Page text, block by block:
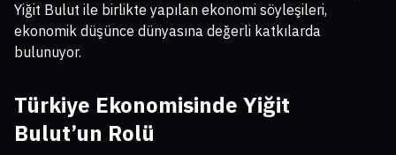
Yiğit Bulut ile birlikte yapılan ekonomi söyleşileri,
ekonomik düşünce dünyasına değerli katkılarda
bulunuyor.
Türkiye Ekonomisinde Yiğit
Bulut’un Rolü